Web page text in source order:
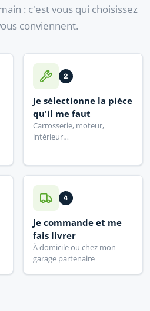
: c'est vous qui choisissez
conviennent.
2
Je sélectionne la pièce
qu'il me faut
Carrosserie, moteur,
intérieur…
4
Je commande et me
fais livrer
À domicile ou chez mon
garage partenaire